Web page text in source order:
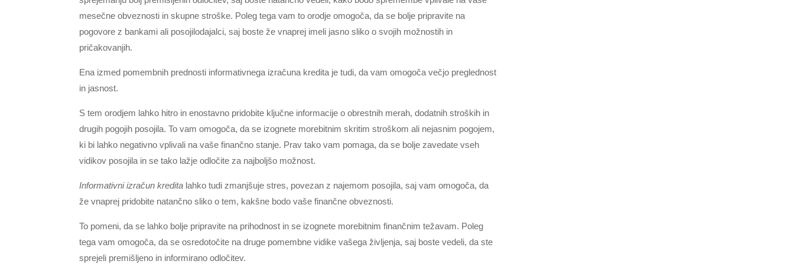
mesečne obveznosti in skupne stroške. Poleg tega vam to orodje omogoča, da se bolje pripravite na
pogovore z bankami ali posojilodajalci, saj boste že vnaprej imeli jasno sliko o svojih možnostih in
pričakovanjih.
Ena izmed pomembnih prednosti informativnega izračuna kredita je tudi, da vam omogoča večjo preglednost
in jasnost.
S tem orodjem lahko hitro in enostavno pridobite ključne informacije o obrestnih merah, dodatnih stroških in
drugih pogojih posojila. To vam omogoča, da se izognete morebitnim skritim stroškom ali nejasnim pogojem,
ki bi lahko negativno vplivali na vaše finančno stanje. Prav tako vam pomaga, da se bolje zavedate vseh
vidikov posojila in se tako lažje odločite za najboljšo možnost.
Informativni izračun kredita lahko tudi zmanjšuje stres, povezan z najemom posojila, saj vam omogoča, da
že vnaprej pridobite natančno sliko o tem, kakšne bodo vaše finančne obveznosti.
To pomeni, da se lahko bolje pripravite na prihodnost in se izognete morebitnim finančnim težavam. Poleg
tega vam omogoča, da se osredotočite na druge pomembne vidike vašega življenja, saj boste vedeli, da ste
sprejeli premišljeno in informirano odločitev.